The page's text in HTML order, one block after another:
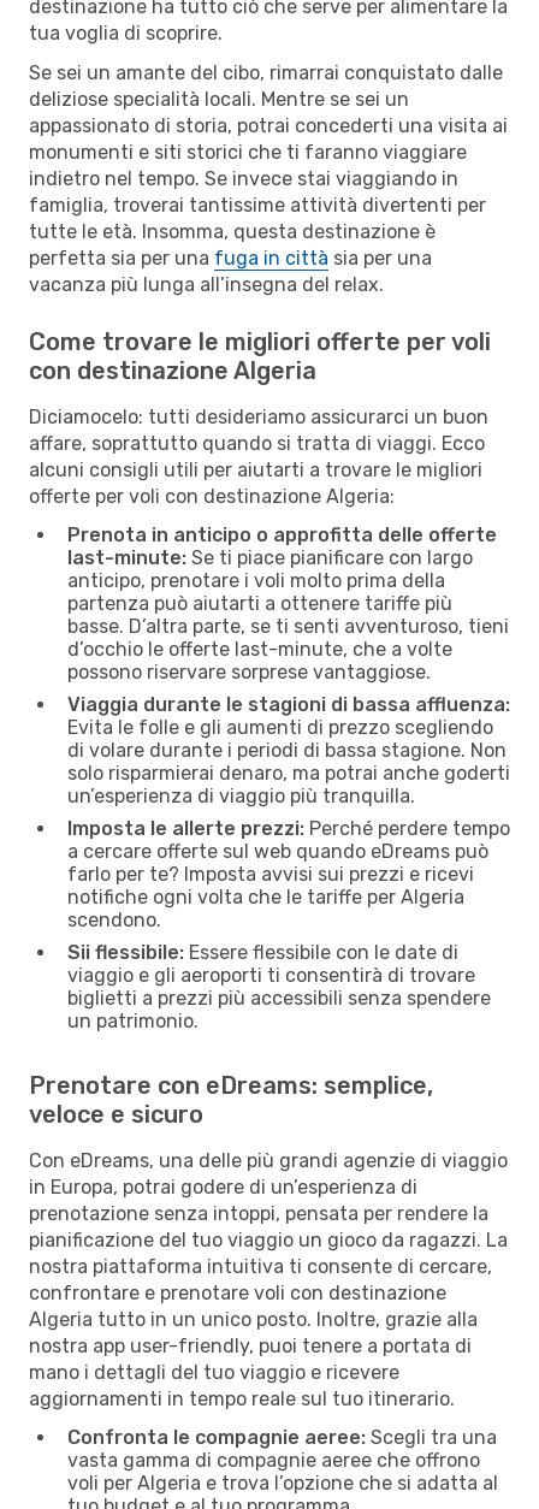
destinazione ha tutto ciò che serve per alimentare la
tua voglia di scoprire.
Se sei un amante del cibo, rimarrai conquistato dalle
deliziose specialità locali. Mentre se sei un
appassionato di storia, potrai concederti una visita ai
monumenti e siti storici che ti faranno viaggiare
indietro nel tempo. Se invece stai viaggiando in
famiglia, troverai tantissime attività divertenti per
tutte le età. Insomma, questa destinazione è
perfetta sia per una fuga in città sia per una
vacanza più lunga all’insegna del relax.
Come trovare le migliori offerte per voli
con destinazione Algeria
Diciamocelo: tutti desideriamo assicurarci un buon
affare, soprattutto quando si tratta di viaggi. Ecco
alcuni consigli utili per aiutarti a trovare le migliori
offerte per voli con destinazione Algeria:
Prenota in anticipo o approfitta delle offerte
last-minute: Se ti piace pianificare con largo
anticipo, prenotare i voli molto prima della
partenza può aiutarti a ottenere tariffe più
basse. D’altra parte, se ti senti avventuroso, tieni
d’occhio le offerte last-minute, che a volte
possono riservare sorprese vantaggiose.
Viaggia durante le stagioni di bassa affluenza:
Evita le folle e gli aumenti di prezzo scegliendo
di volare durante i periodi di bassa stagione. Non
solo risparmierai denaro, ma potrai anche goderti
un’esperienza di viaggio più tranquilla.
Imposta le allerte prezzi: Perché perdere tempo
a cercare offerte sul web quando eDreams può
farlo per te? Imposta avvisi sui prezzi e ricevi
notifiche ogni volta che le tariffe per Algeria
scendono.
Sii flessibile: Essere flessibile con le date di
viaggio e gli aeroporti ti consentirà di trovare
biglietti a prezzi più accessibili senza spendere
un patrimonio.
Prenotare con eDreams: semplice,
veloce e sicuro
Con eDreams, una delle più grandi agenzie di viaggio
in Europa, potrai godere di un’esperienza di
prenotazione senza intoppi, pensata per rendere la
pianificazione del tuo viaggio un gioco da ragazzi. La
nostra piattaforma intuitiva ti consente di cercare,
confrontare e prenotare voli con destinazione
Algeria tutto in un unico posto. Inoltre, grazie alla
nostra app user-friendly, puoi tenere a portata di
mano i dettagli del tuo viaggio e ricevere
aggiornamenti in tempo reale sul tuo itinerario.
Confronta le compagnie aeree: Scegli tra una
vasta gamma di compagnie aeree che offrono
voli per Algeria e trova l’opzione che si adatta al